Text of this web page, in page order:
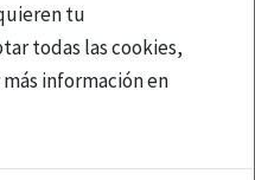
tu
todas las cookies,
información en
la Página Web está